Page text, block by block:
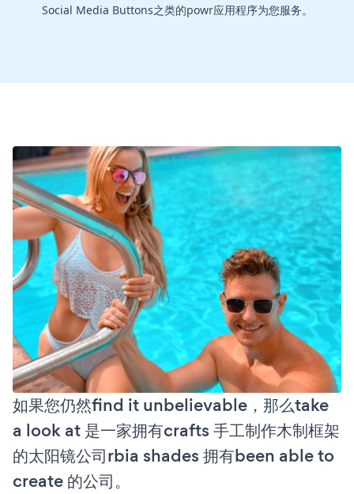
Social Media Buttons之类的powr应用程序为您服务。
如果您仍然find it unbelievable，那么take
a look at 是一家拥有crafts 手工制作木制框架
的太阳镜公司rbia shades 拥有been able to
create 的公司。